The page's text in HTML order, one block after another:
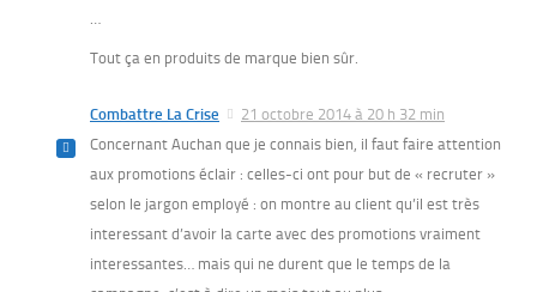
…
Tout ça en produits de marque bien sûr.
Combattre La Crise
21 octobre 2014 à 20 h 32 min
Concernant Auchan que je connais bien, il faut faire attention
aux promotions éclair : celles-ci ont pour but de « recruter »
selon le jargon employé : on montre au client qu’il est très
interessant d’avoir la carte avec des promotions vraiment
interessantes… mais qui ne durent que le temps de la